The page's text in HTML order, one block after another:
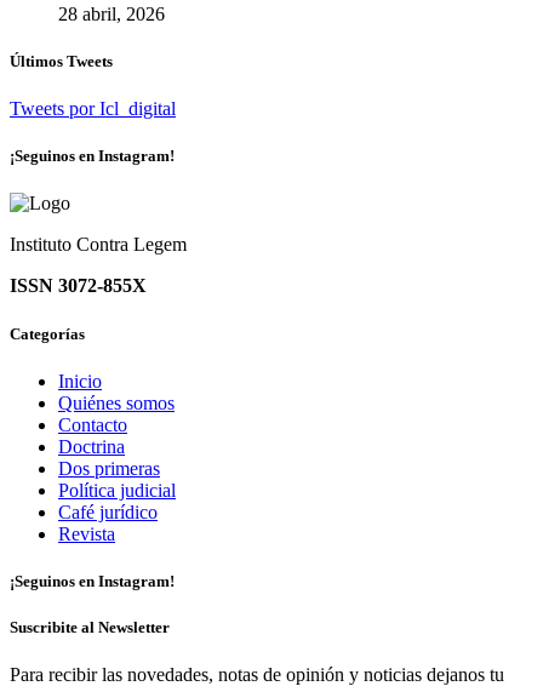
28 abril, 2026
Últimos Tweets
Tweets por Icl_digital
¡Seguinos en Instagram!
Instituto Contra Legem
ISSN 3072-855X
Categorías
Inicio
Quiénes somos
Contacto
Doctrina
Dos primeras
Política judicial
Café jurídico
Revista
¡Seguinos en Instagram!
Suscribite al Newsletter
Para recibir las novedades, notas de opinión y noticias dejanos tu